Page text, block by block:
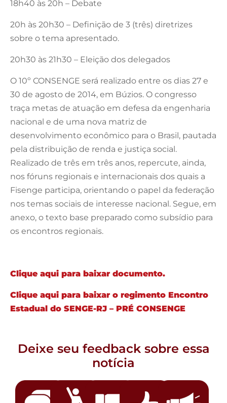
18h40 às 20h – Debate
20h às 20h30 – Definição de 3 (três) diretrizes
sobre o tema apresentado.
20h30 às 21h30 – Eleição dos delegados
O 10º CONSENGE será realizado entre os dias 27 e
30 de agosto de 2014, em Búzios. O congresso
traça metas de atuação em defesa da engenharia
nacional e de uma nova matriz de
desenvolvimento econômico para o Brasil, pautada
pela distribuição de renda e justiça social.
Realizado de três em três anos, repercute, ainda,
nos fóruns regionais e internacionais dos quais a
Fisenge participa, orientando o papel da federação
nos temas sociais de interesse nacional. Segue, em
anexo, o texto base preparado como subsídio para
os encontros regionais.
Clique aqui para baixar documento.
Clique aqui para baixar o regimento Encontro
Estadual do SENGE-RJ – PRÉ CONSENGE
Deixe seu feedback sobre essa
notícia